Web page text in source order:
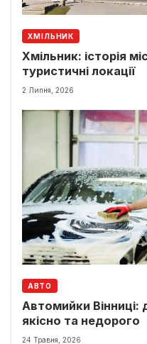
ХМІЛЬНИК
Хмільник: історія
туристичні локації
2 Липня, 2026
АВТО
Автомийки
якісно та недорого
24 Травня, 2026